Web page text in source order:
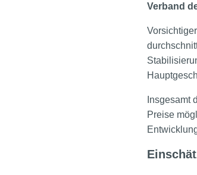
Verband
Insgesamt
Preise